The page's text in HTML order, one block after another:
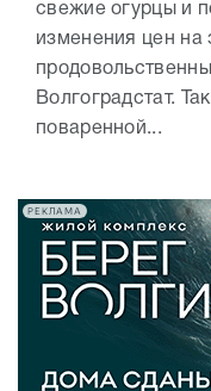
свежие огурцы и
изменения цен на
Волгоградстат.
поваренной...
РЕКЛАМА